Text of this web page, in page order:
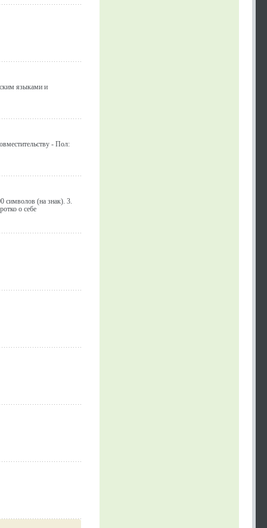
языками и
- Пол:
символов (на знак). 3.
о себе